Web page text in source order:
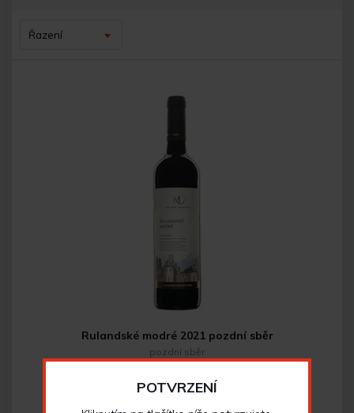
Řazení
Rulandské modré 2021 pozdní sběr
pozdní sběr
183
POTVRZENÍ